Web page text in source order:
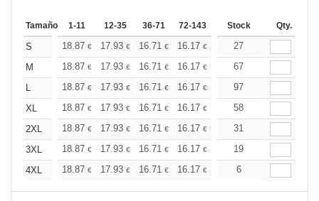
Tamaño 1-11 12-35 36-71 72-143 144-287 288 +
Stock Qty.
S 18.87 € 17.93 € 16.71 € 16.17 € 15.37€
27
M
18.87 € 17.93 € 16.71 € 16.17 € 15.37€
67
L
18.87 € 17.93 € 16.71 € 16.17 € 15.37€
97
XL
18.87 € 17.93 € 16.71 € 16.17 € 15.37€
58
2XL
18.87 € 17.93 € 16.71 € 16.17 € 15.37
31
3XL
18.87 € 17.93 € 16.71 € 16.17 € 15.37€
19
4XL
18.87 € 17.93 € 16.71 € 16.17 € 15.37
6